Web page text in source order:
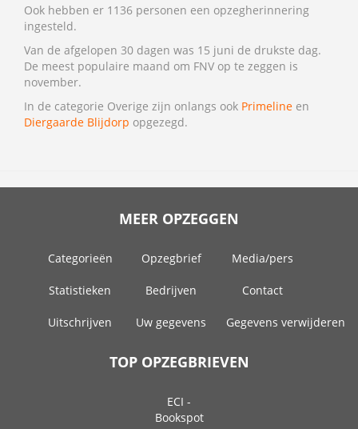
Ook hebben er 1136 personen een opzegherinnering
ingesteld.
Van de afgelopen 30 dagen was 15 juni de drukste dag.
De meest populaire maand om FNV op te zeggen is
november.
In de categorie Overige zijn onlangs ook Primeline en
Diergaarde Blijdorp opgezegd.
MEER OPZEGGEN
Categorieën Opzegbrief Media/pers
Statistieken Bedrijven Contact
Uitschrijven Uw gegevens Gegevens verwijderen
TOP OPZEGBRIEVEN
ECI -
Bookspot